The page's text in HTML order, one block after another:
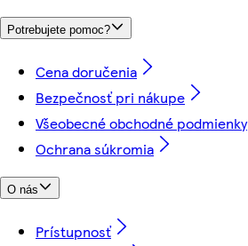
Potrebujete pomoc?
Cena doručenia
Bezpečnosť pri nákupe
Všeobecné obchodné podmienky
Ochrana súkromia
O nás
Prístupnosť